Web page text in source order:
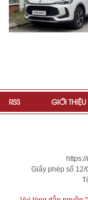
RSS GIỚI THIỆU
Giấy phép số